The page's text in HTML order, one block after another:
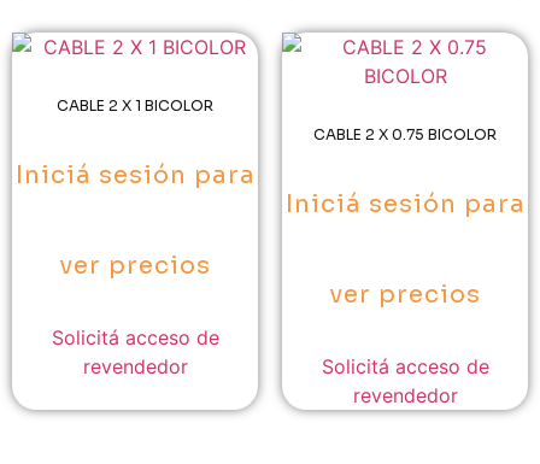
CABLE 2 X 1 BICOLOR
Iniciá sesión para
ver precios
Solicitá acceso de
revendedor
CABLE 2 X 0.75 BICOLOR
Iniciá sesión para
ver precios
Solicitá acceso de
revendedor